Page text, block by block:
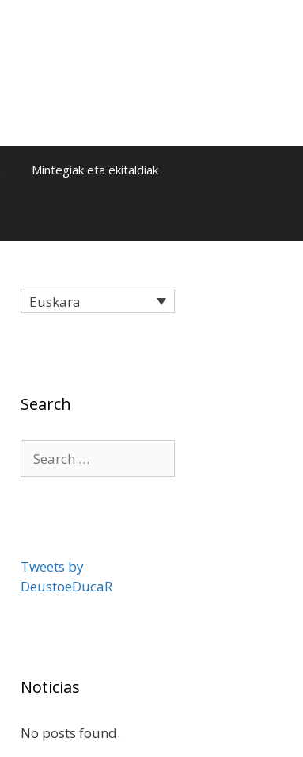
Mintegiak eta ekitaldiak
Euskara
Search
for:
Tweets by
DeustoeDucaR
Noticias
No posts found.